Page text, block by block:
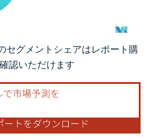
にはCC BY 4.0の表示が必要です。
セグメントシェアはレポート購
認いただけます